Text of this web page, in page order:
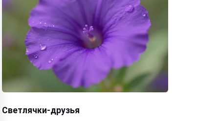
Светлячки-друзья